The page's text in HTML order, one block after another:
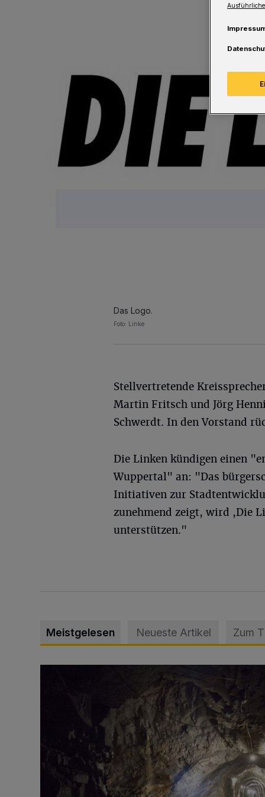
Das Logo.
Foto: Linke
Stellvertretende
Martin Fritsch und Jörg
Schwerdt. In den Vorstand
Die Linken kündigen einen
Wuppertal" an: "Das
Initiativen zur
zunehmend zeigt, wird ,Die
unterstützen."
Meistgelesen Neueste Artikel Zum